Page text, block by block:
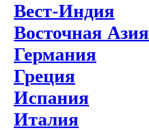
Вест-Индия
Восточная Азия
Германия
Греция
Испания
Италия